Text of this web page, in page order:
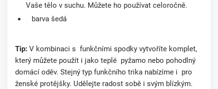
Vaše tělo v suchu. Můžete ho používat celoročně.
barva šedá
Tip: V kombinaci s funkčními spodky vytvoříte komplet,
který můžete použít i jako teplé pyžamo nebo pohodlný
domácí oděv. Stejný typ funkčního trika nabízíme i pro
ženské protějšky. Udělejte radost sobě i svým blízkým.